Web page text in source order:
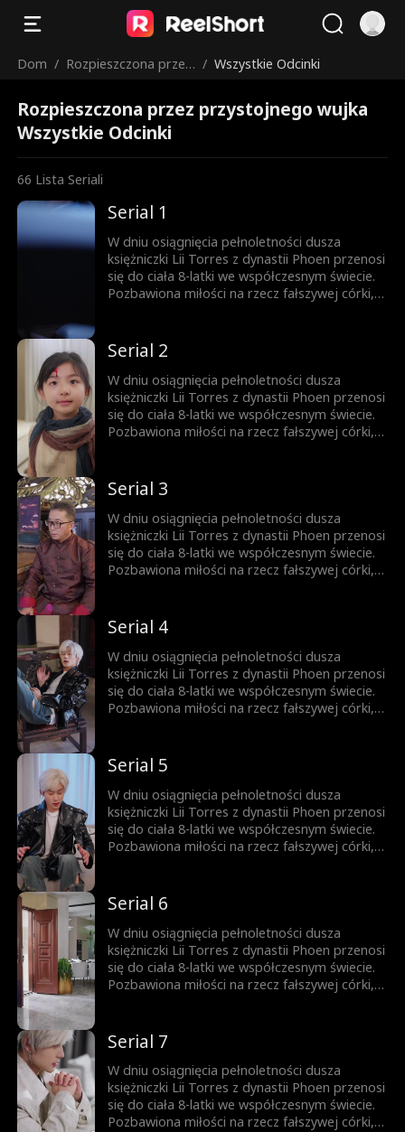
Dom / Rozpieszczona przez
/ Wszystkie Odcinki
Rozpieszczona przez przystojnego wujka
Wszystkie Odcinki
66 Lista Seriali
Serial 1
W dniu osiągnięcia pełnoletności dusza
księżniczki Lii Torres z dynastii Phoen przenosi
się do ciała 8-latki we współczesnym świecie.
Pozbawiona miłości na rzecz fałszywej córki,
nowe życie u boku ojca, którym wszyscy
gardzą.
Serial 2
W dniu osiągnięcia pełnoletności dusza
księżniczki Lii Torres z dynastii Phoen przenosi
się do ciała 8-latki we współczesnym świecie.
Pozbawiona miłości na rzecz fałszywej córki,
nowe życie u boku ojca, którym wszyscy
gardzą.
Serial 3
W dniu osiągnięcia pełnoletności dusza
księżniczki Lii Torres z dynastii Phoen przenosi
się do ciała 8-latki we współczesnym świecie.
Pozbawiona miłości na rzecz fałszywej córki,
nowe życie u boku ojca, którym wszyscy
gardzą.
Serial 4
W dniu osiągnięcia pełnoletności dusza
księżniczki Lii Torres z dynastii Phoen przenosi
się do ciała 8-latki we współczesnym świecie.
Pozbawiona miłości na rzecz fałszywej córki,
nowe życie u boku ojca, którym wszyscy
gardzą.
Serial 5
W dniu osiągnięcia pełnoletności dusza
księżniczki Lii Torres z dynastii Phoen przenosi
się do ciała 8-latki we współczesnym świecie.
Pozbawiona miłości na rzecz fałszywej córki,
nowe życie u boku ojca, którym wszyscy
gardzą.
Serial 6
W dniu osiągnięcia pełnoletności dusza
księżniczki Lii Torres z dynastii Phoen przenosi
się do ciała 8-latki we współczesnym świecie.
Pozbawiona miłości na rzecz fałszywej córki,
nowe życie u boku ojca, którym wszyscy
gardzą.
Serial 7
W dniu osiągnięcia pełnoletności dusza
księżniczki Lii Torres z dynastii Phoen przenosi
się do ciała 8-latki we współczesnym świecie.
Pozbawiona miłości na rzecz fałszywej córki,